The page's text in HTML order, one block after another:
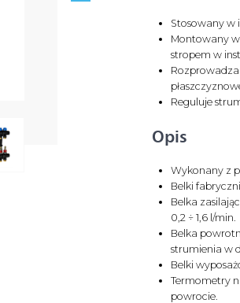
Stosowany w
Montowany
stropem w
Rozprowadza
Reguluje
Opis
Wykonany z
Belki
Belka
0,2 ÷ 1,6 l/min.
Belka
strumienia w
Belki
Termometry
powrocie.